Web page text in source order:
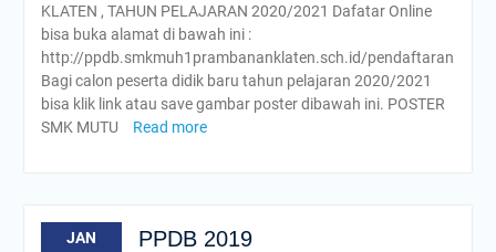
KLATEN , TAHUN PELAJARAN 2020/2021 Dafatar Online
bisa buka alamat di bawah ini :
http://ppdb.smkmuh1prambananklaten.sch.id/pendaftaran
Bagi calon peserta didik baru tahun pelajaran 2020/2021
bisa klik link atau save gambar poster dibawah ini. POSTER
SMK MUTU
Read more
JAN PPDB 2019